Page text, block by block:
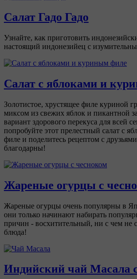
Салат Гадо Гадо
Узнайте, как приготовить
настоящий индонезийец с
Салат с яблоками и
Золотистое, хрустящее филе куриной
миксом из свежих яблок и пикантной
вариант здорового перекуса для всей
попробуйте этот прелестный салат с
филе и поделитесь рецептом с
благодарны!
Жареные огурцы с
Жареные огурцы очень популярны в
они только начинают набирать
причин - восхитительный, ни с чем не
блюда!
Индийский чай Масала